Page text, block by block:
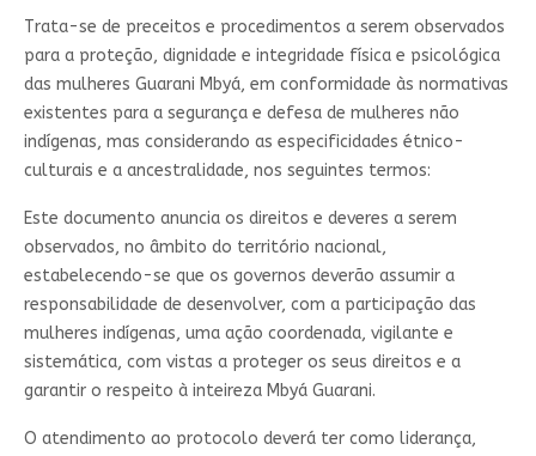
Trata-se de preceitos e procedimentos a serem observados
para a proteção, dignidade e integridade física e psicológica
das mulheres Guarani Mbyá, em conformidade às normativas
existentes para a segurança e defesa de mulheres não
indígenas, mas considerando as especificidades étnico-
culturais e a ancestralidade, nos seguintes termos:
Este documento anuncia os direitos e deveres a serem
observados, no âmbito do território nacional,
estabelecendo-se que os governos deverão assumir a
responsabilidade de desenvolver, com a participação das
mulheres indígenas, uma ação coordenada, vigilante e
sistemática, com vistas a proteger os seus direitos e a
garantir o respeito à inteireza Mbyá Guarani.
O atendimento ao protocolo deverá ter como liderança,